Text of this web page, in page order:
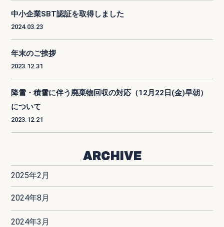
中小企業SBT認証を取得しました
2024.03.23
年末のご挨拶
2023.12.31
降雪・積雪に伴う廃棄物回収の対応（12月22日(金)早朝）
について
2023.12.21
ARCHIVE
2025年2月
2024年8月
2024年3月